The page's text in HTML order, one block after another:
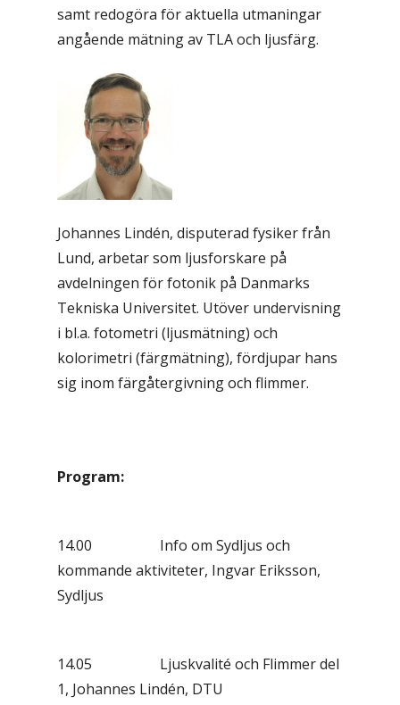
samt redogöra för aktuella utmaningar
angående mätning av TLA och ljusfärg.
Johannes Lindén, disputerad fysiker från
Lund, arbetar som ljusforskare på
avdelningen för fotonik på Danmarks
Tekniska Universitet. Utöver undervisning
i bl.a. fotometri (ljusmätning) och
kolorimetri (färgmätning), fördjupar hans
sig inom färgåtergivning och flimmer.
Program:
14.00 Info om Sydljus och
kommande aktiviteter, Ingvar Eriksson,
Sydljus
14.05 Ljuskvalité och Flimmer del
1, Johannes Lindén, DTU